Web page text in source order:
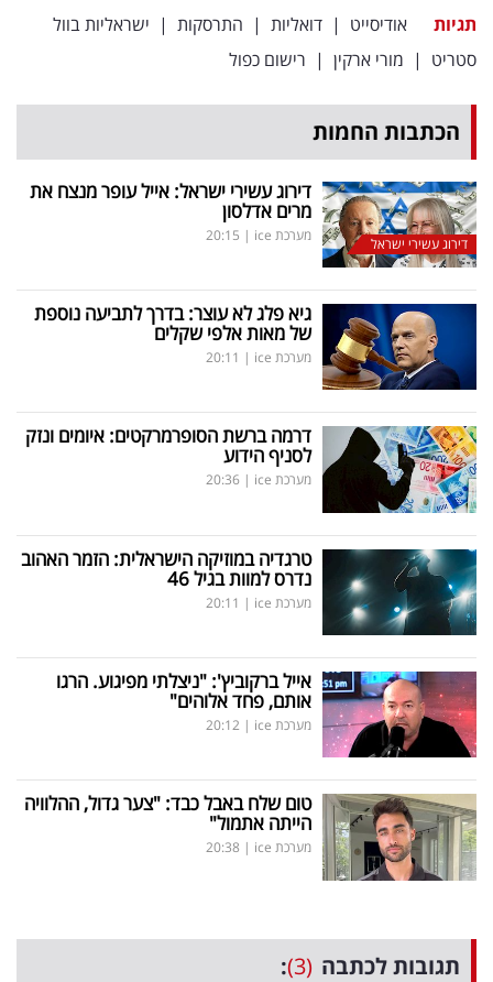
תגיות אודיסייט | דואליות | התרסקות | ישראליות בוול
סטריט | מורי ארקין | רישום כפול
הכתבות החמות
דירוג עשירי ישראל
דירוג עשירי ישראל: אייל עופר מנצח את
מרים אדלסון
מערכת ice |
20:15
גיא פלג לא עוצר: בדרך לתביעה נוספת
של מאות אלפי שקלים
מערכת ice |
20:11
דרמה ברשת הסופרמרקטים: איומים ונזק
לסניף הידוע
מערכת ice |
20:36
טרגדיה במוזיקה הישראלית: הזמר האהוב
נדרס למוות בגיל 46
מערכת ice |
20:11
אייל ברקוביץ': "ניצלתי מפיגוע. הרגו
אותם, פחד אלוהים"
מערכת ice |
20:12
טום שלח באבל כבד: "צער גדול, ההלוויה
הייתה אתמול"
מערכת ice |
20:38
תגובות לכתבה (3)
: